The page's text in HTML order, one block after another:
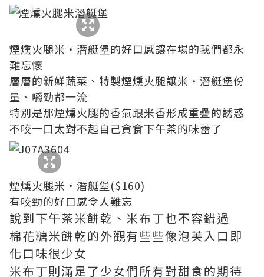
煙燻火腿米‧潛艇堡的好口感讓在場的我們都永
難忘懷
層層的新鮮蔬菜、特製煙燻火腿讓米‧潛艇堡份
量、嚼勁都一流
特別是那煙燻火腿的香氣跟米香形成重疊的誘惑
不咬一口太對不起自己貪食下午茶的味蕾了
煙燻火腿米‧潛艇堡($160)
有咬勁的好口感令人難忘
說到下午茶米餅乾、米布丁也不容錯過
棉花糖米餅乾的外觀有些些像泡芙入口即
化口味很少女
米布丁則滿足了少女們所有對甜食的期待